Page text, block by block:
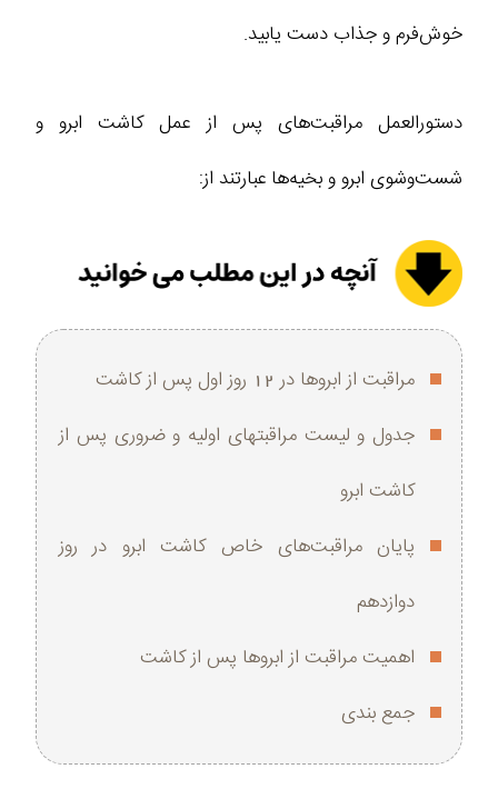
خوش‌فرم و جذاب دست یابید.
دستورالعمل مراقبت‌های پس از عمل کاشت ابرو و
شست‌وشوی ابرو و بخیه‌ها عبارتند از:
مراقبت از ابروها در 12 روز اول پس از کاشت
جدول و لیست مراقبتهای اولیه و ضروری پس از
کاشت ابرو
پایان مراقبت‌های خاص کاشت ابرو در روز
دوازدهم
اهمیت مراقبت از ابروها پس از کاشت
جمع بندی